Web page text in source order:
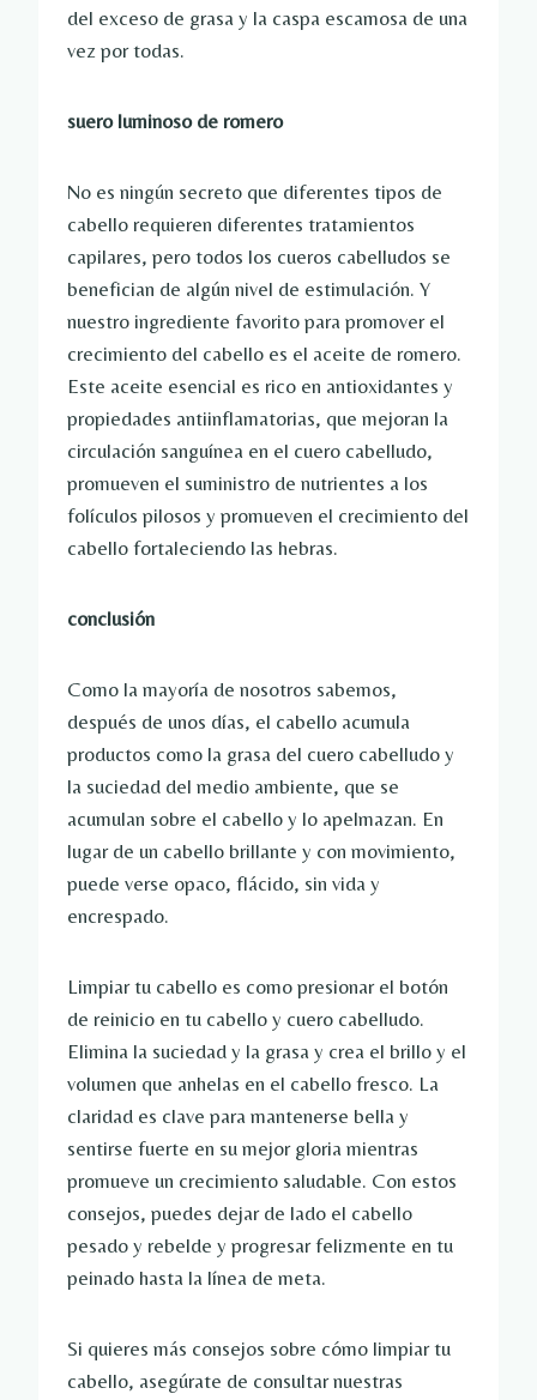
del exceso de grasa y la caspa escamosa de una
vez por todas.
suero luminoso de romero
No es ningún secreto que diferentes tipos de
cabello requieren diferentes tratamientos
capilares, pero todos los cueros cabelludos se
benefician de algún nivel de estimulación. Y
nuestro ingrediente favorito para promover el
crecimiento del cabello es el aceite de romero.
Este aceite esencial es rico en antioxidantes y
propiedades antiinflamatorias, que mejoran la
circulación sanguínea en el cuero cabelludo,
promueven el suministro de nutrientes a los
folículos pilosos y promueven el crecimiento del
cabello fortaleciendo las hebras.
conclusión
Como la mayoría de nosotros sabemos,
después de unos días, el cabello acumula
productos como la grasa del cuero cabelludo y
la suciedad del medio ambiente, que se
acumulan sobre el cabello y lo apelmazan. En
lugar de un cabello brillante y con movimiento,
puede verse opaco, flácido, sin vida y
encrespado.
Limpiar tu cabello es como presionar el botón
de reinicio en tu cabello y cuero cabelludo.
Elimina la suciedad y la grasa y crea el brillo y el
volumen que anhelas en el cabello fresco. La
claridad es clave para mantenerse bella y
sentirse fuerte en su mejor gloria mientras
promueve un crecimiento saludable. Con estos
consejos, puedes dejar de lado el cabello
pesado y rebelde y progresar felizmente en tu
peinado hasta la línea de meta.
Si quieres más consejos sobre cómo limpiar tu
cabello, asegúrate de consultar nuestras